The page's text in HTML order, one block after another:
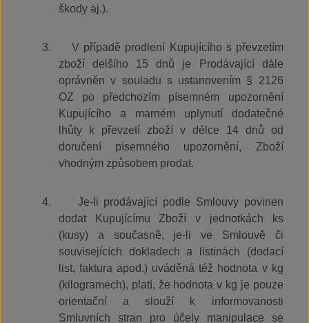
škody aj.).
3.
V případě prodlení Kupujícího s převzetím
zboží delšího 15 dnů je Prodávající dále
oprávněn v souladu s ustanovením § 2126
OZ po předchozím písemném upozornění
Kupujícího a marném uplynutí dodatečné
lhůty k převzetí zboží v délce 14 dnů od
doručení písemného upozornění, Zboží
vhodným způsobem prodat.
4.
Je-li prodávající podle Smlouvy povinen
dodat Kupujícímu Zboží v jednotkách ks
(kusy) a současně, je-li ve Smlouvě či
souvisejících dokladech a listinách (dodací
list, faktura apod.) uváděná též hodnota v kg
(kilogramech), platí, že hodnota v kg je pouze
orientační a slouží k informovanosti
Smluvních stran pro účely manipulace se